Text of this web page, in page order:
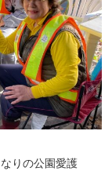
りの公園愛護